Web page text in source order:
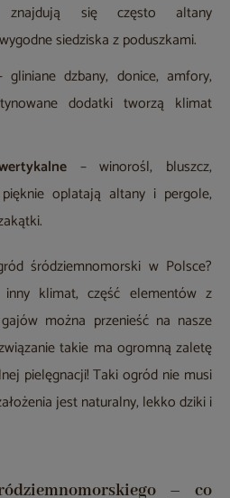
znajdują się często altany
siedziska z poduszkami.
gliniane dzbany, donice, amfory,
dodatki tworzą klimat
– winorośl, bluszcz,
oplatają altany i pergole,
śródziemnomorski w Polsce?
klimat, część elementów z
można przenieść na nasze
takie ma ogromną zaletę
pielęgnacji! Taki ogród nie musi
jest naturalny, lekko dziki i
– co